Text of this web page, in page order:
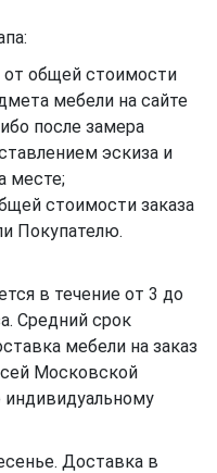
от общей стоимости
мебели на сайте
после замера
эскиза и
месте;
стоимости заказа
Покупателю.
в течение от 3 до
Средний срок
мебели на заказ
Московской
индивидуальному
Доставка в